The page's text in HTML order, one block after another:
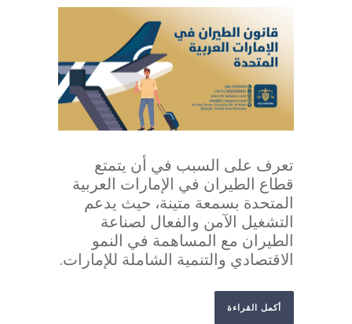
تعرف على السبب في أن يتمتع
قطاع الطيران في الإمارات العربية
المتحدة بسمعة متينة، حيث يدعم
التشغيل الآمن والفعال لصناعة
الطيران مع المساهمة في النمو
الاقتصادي والتنمية الشاملة للإمارات.
أكمل القراءة